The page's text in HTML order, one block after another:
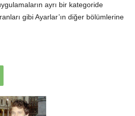
ayrı bir kategoride
gibi Ayarlar’ın diğer bölümlerine